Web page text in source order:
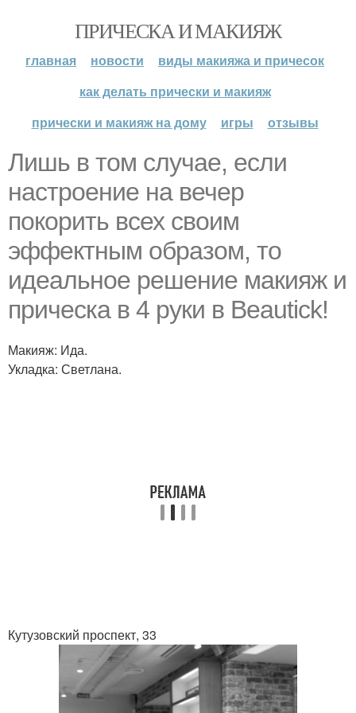
ПРИЧЕСКА И МАКИЯЖ
главная новости
виды макияжа и причесок
как делать прически и макияж
прически и макияж на дому
игры отзывы
Лишь в том случае, если
настроение на вечер
покорить всех своим
эффектным образом, то
идеальное решение макияж и
прическа в 4 руки в Beautick!
Макияж: Ида.
Укладка: Светлана.
Кутузовский проспект, 33